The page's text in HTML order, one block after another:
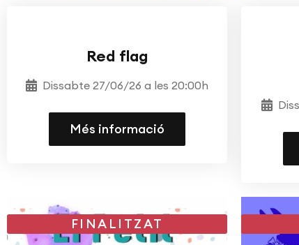
Red flag
Dissabte 27/06/26 a les 20:00h
Més informació
FINALITZAT